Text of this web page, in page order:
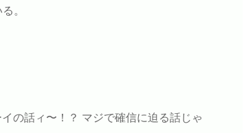
。
の話ィ〜！？ マジで確信に迫る話じゃ